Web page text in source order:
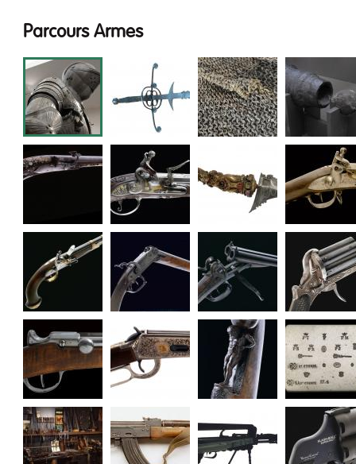
Parcours Armes